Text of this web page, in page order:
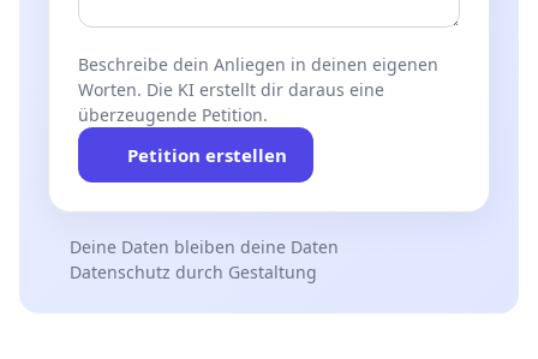
Beschreibe dein Anliegen in deinen eigenen
Worten. Die KI erstellt dir daraus eine
überzeugende Petition.
Petition erstellen
Deine Daten bleiben deine Daten
Datenschutz durch Gestaltung